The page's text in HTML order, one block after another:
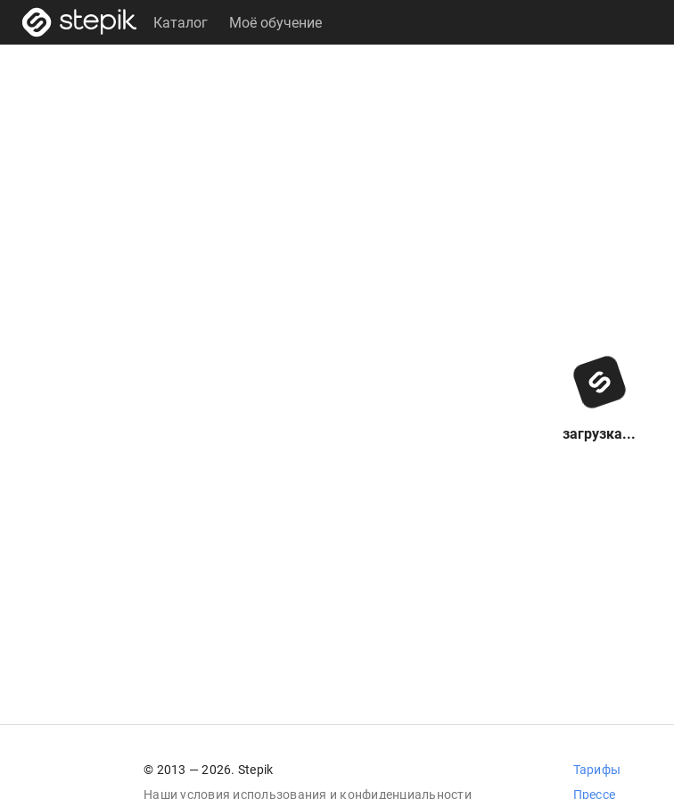
Каталог Моё обучение
загрузка...
© 2013 — 2026. Stepik
Наши условия использования и конфиденциальности
Тарифы
Прессе